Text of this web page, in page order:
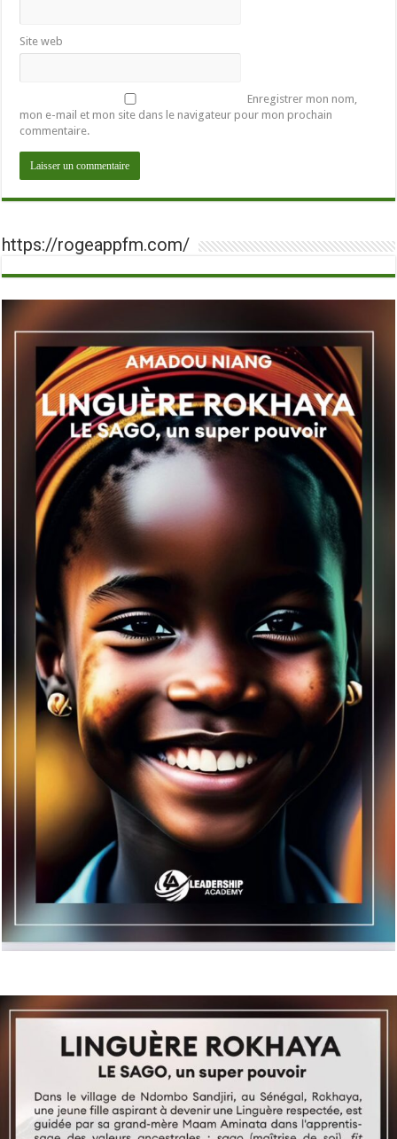
Site web
Enregistrer mon nom,
mon e-mail et mon site dans le navigateur pour mon prochain
commentaire.
https://rogeappfm.com/